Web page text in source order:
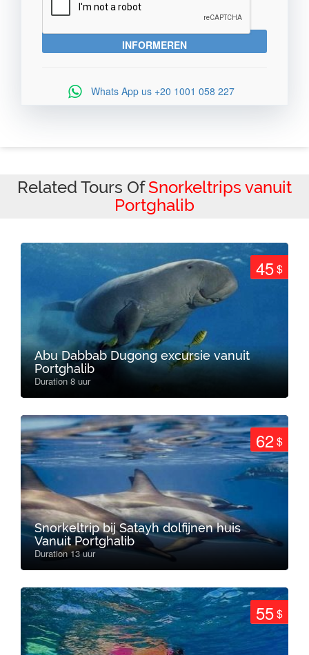
Whats App us +20 1001 058 227
Related Tours OfSnorkeltrips vanuit
Portghalib
45$
Abu Dabbab Dugong excursie vanuit
Portghalib
Duration 8 uur
62$
Snorkeltrip bij Satayh dolfijnen huis
Vanuit Portghalib
Duration 13 uur
55$